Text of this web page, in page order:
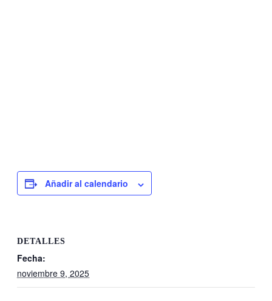
Añadir al calendario
DETALLES
Fecha:
noviembre 9, 2025